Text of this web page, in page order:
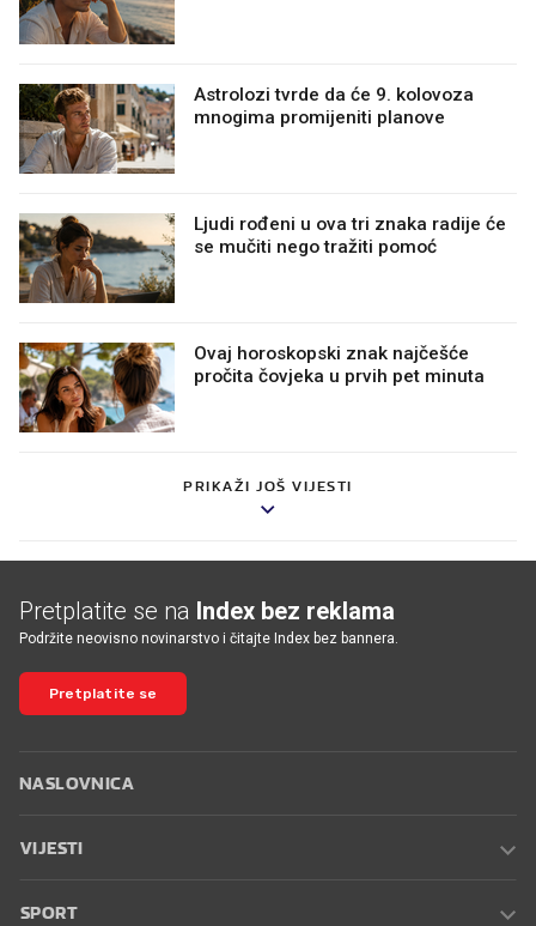
Astrolozi tvrde da će 9. kolovoza
mnogima promijeniti planove
Ljudi rođeni u ova tri znaka radije će
se mučiti nego tražiti pomoć
Ovaj horoskopski znak najčešće
pročita čovjeka u prvih pet minuta
PRIKAŽI JOŠ VIJESTI
Pretplatite se na Index bez reklama
Podržite neovisno novinarstvo i čitajte Index bez bannera.
Pretplatite se
NASLOVNICA
VIJESTI
SPORT